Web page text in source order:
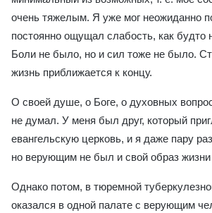
очень тяжелым. Я уже мог неожиданно
постоянно ощущал слабость, как
Боли не было, но и сил тоже не было.
жизнь приближается к концу.
О своей душе, о Боге, о духовных
не думал. У меня был друг, который
евангельскую церковь, и я даже пару
но верующим не был и свой образ
Однако потом, в тюремной
оказался в одной палате с верующим